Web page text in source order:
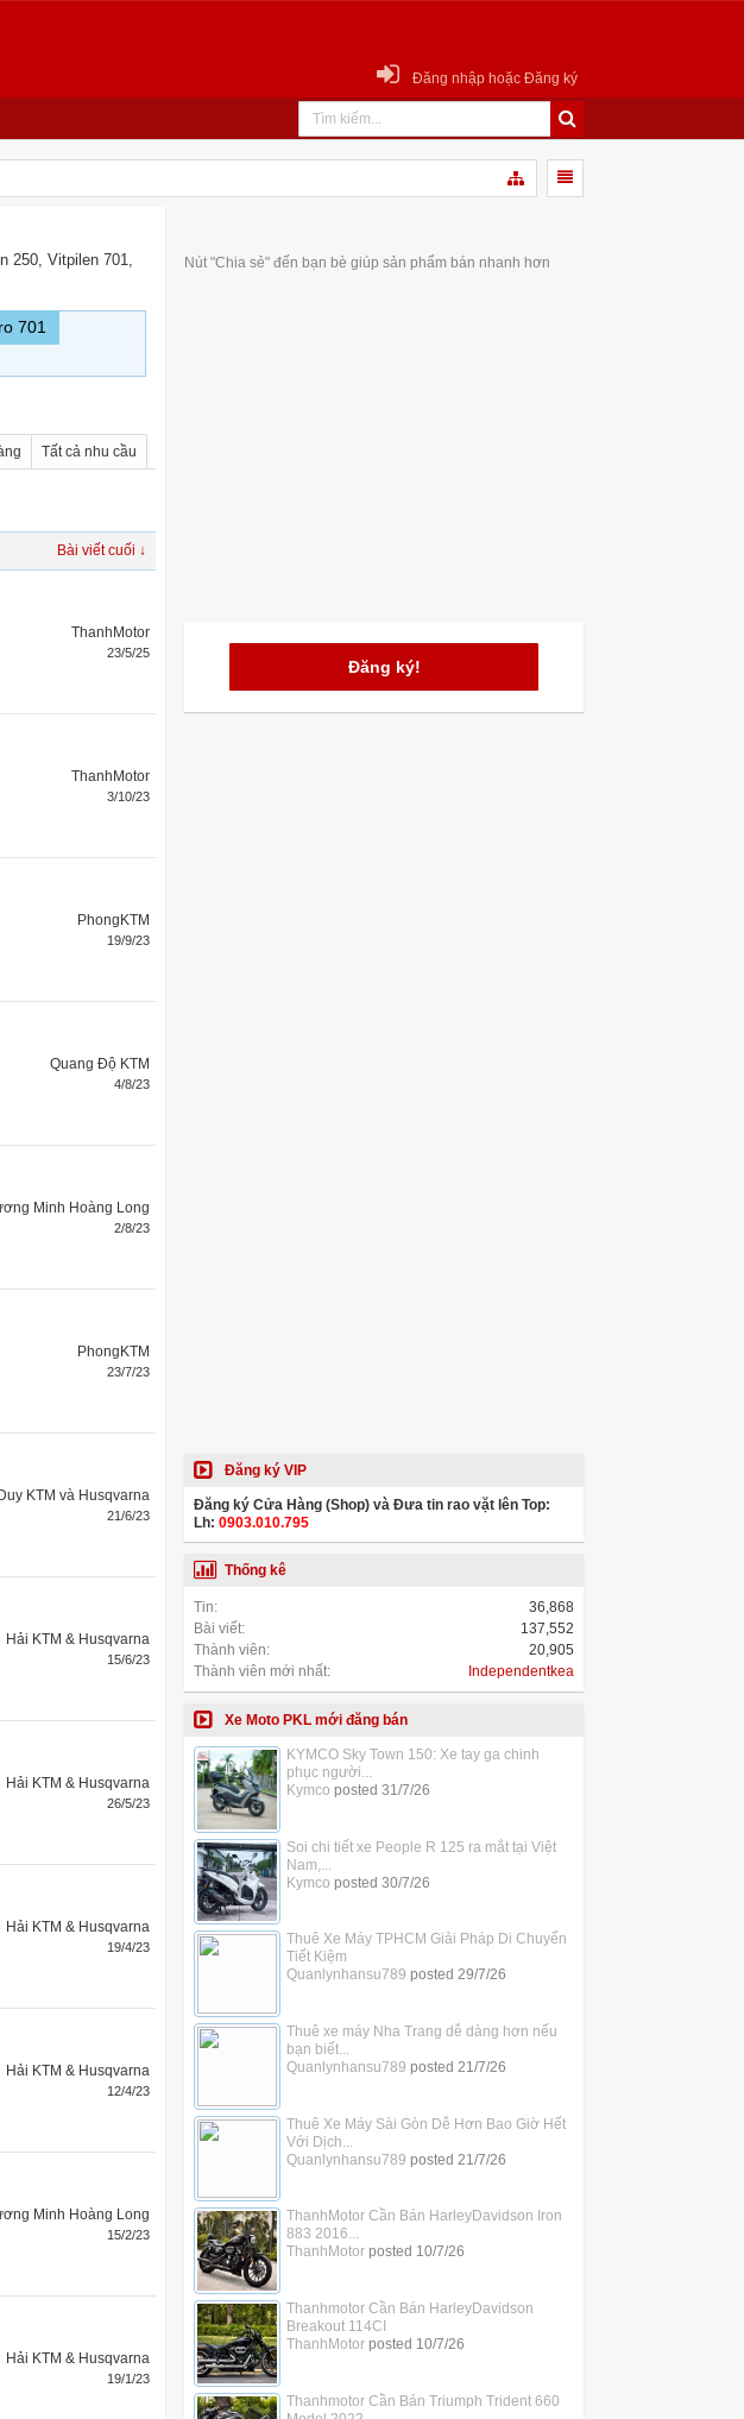
Đăng nhập hoặc Đăng ký
250, Vitpilen 701,
701
Tất cả nhu cầu
Bài viết cuối ↓
ThanhMotor
23/5/25
ThanhMotor
3/10/23
PhongKTM
19/9/23
Quang Độ KTM
4/8/23
Minh Hoàng Long
2/8/23
PhongKTM
23/7/23
Duy KTM và Husqvarna
21/6/23
Hải KTM & Husqvarna
15/6/23
Hải KTM & Husqvarna
26/5/23
Hải KTM & Husqvarna
19/4/23
Hải KTM & Husqvarna
12/4/23
Minh Hoàng Long
15/2/23
Hải KTM & Husqvarna
19/1/23
Nút "Chia sẻ" đến bạn bè giúp sản phẩm bán nhanh hơn
Đăng ký!
Đăng ký VIP
Đăng ký Cửa Hàng (Shop) và Đưa tin rao vặt lên Top:
Lh: 0903.010.795
Thống kê
Tin:
36,868
Bài viết:
137,552
Thành viên:
20,905
Thành viên mới nhất:
Independentkea
Xe Moto PKL mới đăng bán
KYMCO Sky Town 150: Xe tay ga chinh
phục người...
Kymco posted 31/7/26
Soi chi tiết xe People R 125 ra mắt tại Việt
Nam,...
Kymco posted 30/7/26
Thuê Xe Máy TPHCM Giải Pháp Di Chuyển
Tiết Kiệm
Quanlynhansu789 posted 29/7/26
Thuê xe máy Nha Trang dễ dàng hơn nếu
bạn biết...
Quanlynhansu789 posted 21/7/26
Thuê Xe Máy Sài Gòn Dễ Hơn Bao Giờ Hết
Với Dịch...
Quanlynhansu789 posted 21/7/26
ThanhMotor Cần Bán HarleyDavidson Iron
883 2016...
ThanhMotorposted 10/7/26
Thanhmotor Cần Bán HarleyDavidson
Breakout 114CI
ThanhMotorposted 10/7/26
Thanhmotor Cần Bán Triumph Trident 660